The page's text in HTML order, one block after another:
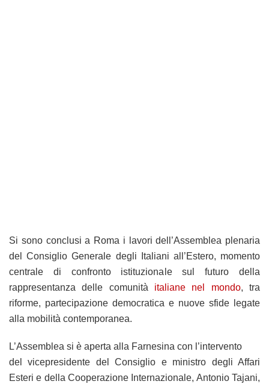
Si sono conclusi a Roma i lavori dell’Assemblea plenaria
del Consiglio Generale degli Italiani all’Estero, momento
centrale di confronto istituzionale sul futuro della
rappresentanza delle comunità italiane nel mondo, tra
riforme, partecipazione democratica e nuove sfide legate
alla mobilità contemporanea.
L’Assemblea si è aperta alla Farnesina con l’intervento
del vicepresidente del Consiglio e ministro degli Affari
Esteri e della Cooperazione Internazionale, Antonio Tajani,